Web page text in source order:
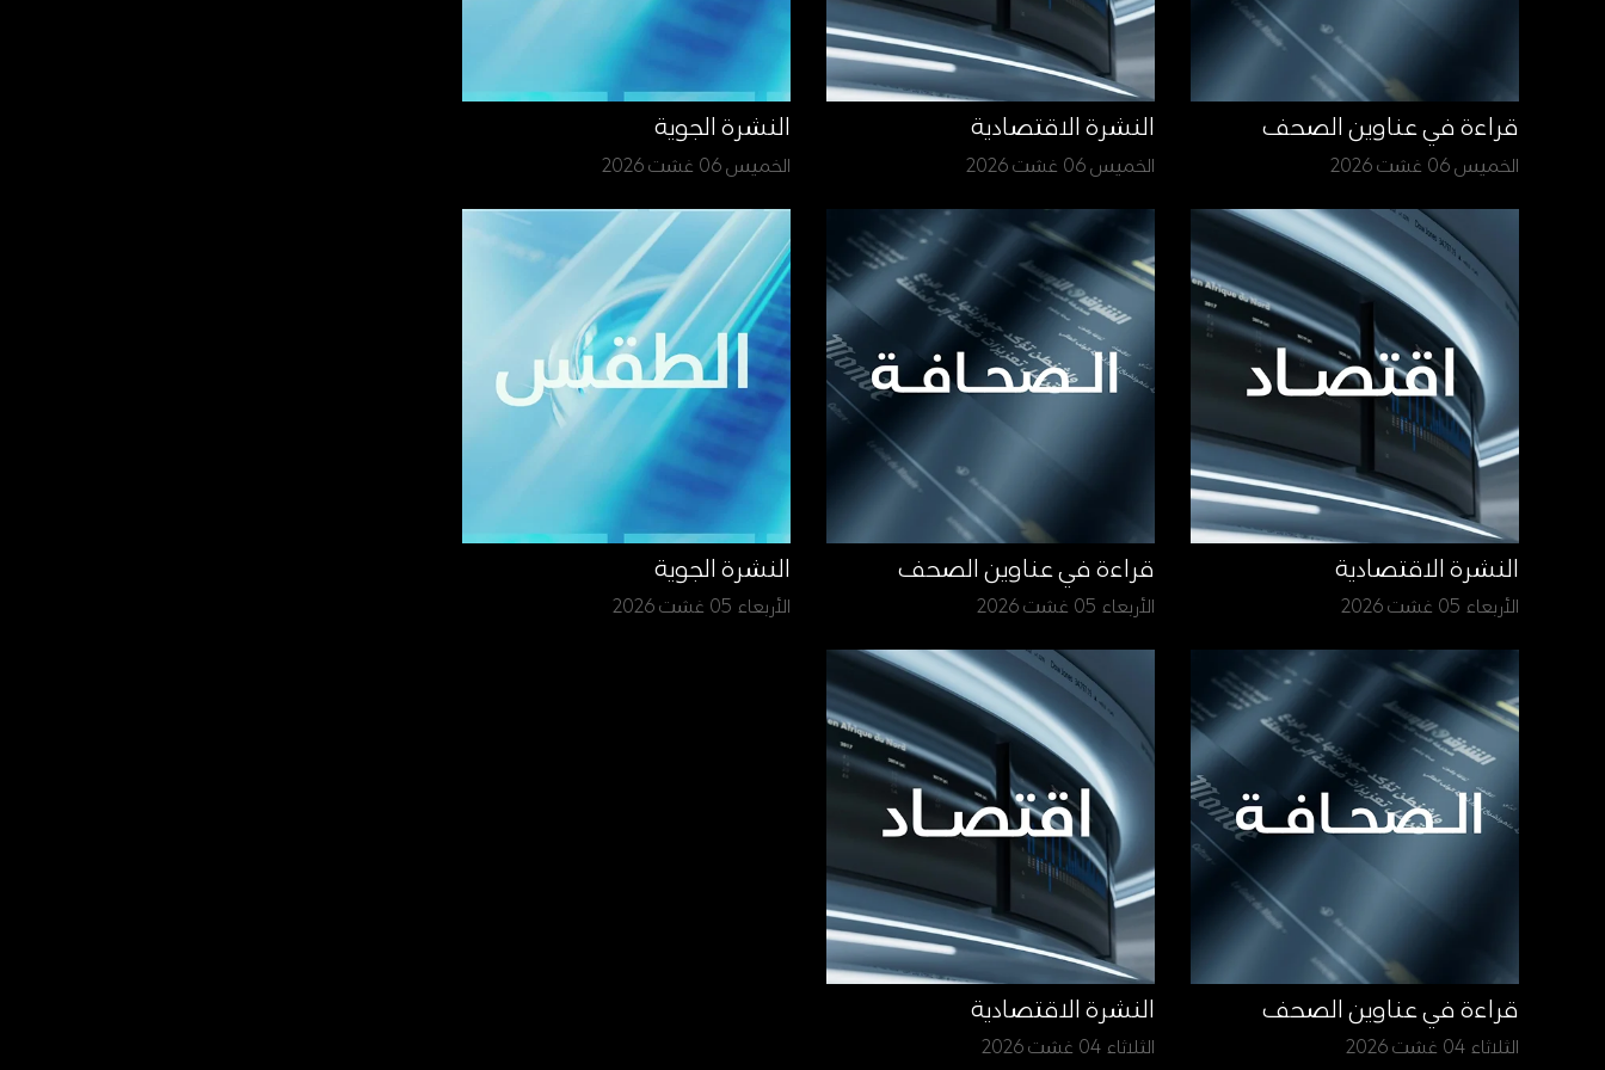
قراءة في عناوين الصحف
الخميس 06 غشت 2026
النشرة الاقتصادية
الخميس 06 غشت 2026
النشرة الجوية
الخميس 06 غشت 2026
النشرة الاقتصادية
الأربعاء 05 غشت 2026
قراءة في عناوين الصحف
الأربعاء 05 غشت 2026
النشرة الجوية
الأربعاء 05 غشت 2026
قراءة في عناوين الصحف
الثلاثاء 04 غشت 2026
النشرة الاقتصادية
الثلاثاء 04 غشت 2026